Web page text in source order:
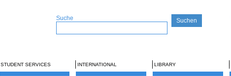
Suche
STUDENT SERVICES INTERNATIONAL LIBRARY